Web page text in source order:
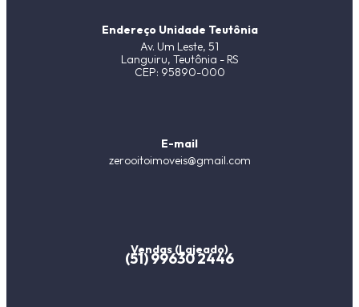
Endereço Unidade Teutônia
Av. Um Leste, 51
Languiru, Teutônia - RS
CEP: 95890-000
E-mail
zerooitoimoveis@gmail.com
Vendas (Lajeado)
(51) 99630 2446